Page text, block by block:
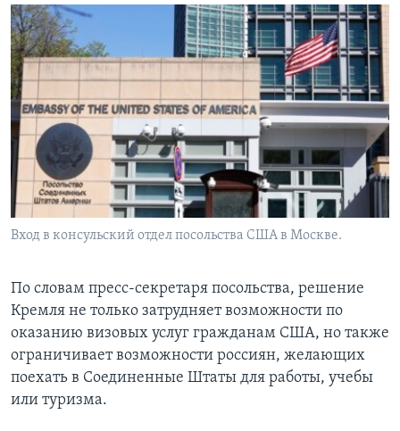
Вход в консульский отдел посольства США в Москве.
По словам пресс-секретаря посольства, решение
Кремля не только затрудняет возможности по
оказанию визовых услуг гражданам США, но также
ограничивает возможности россиян, желающих
поехать в Соединенные Штаты для работы, учебы
или туризма.